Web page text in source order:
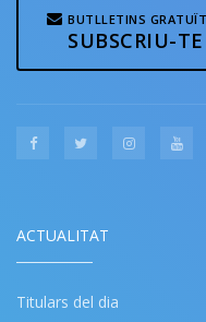
BUTLLETINS
SUBSCRIU-
ACTUALITAT
Titulars del dia